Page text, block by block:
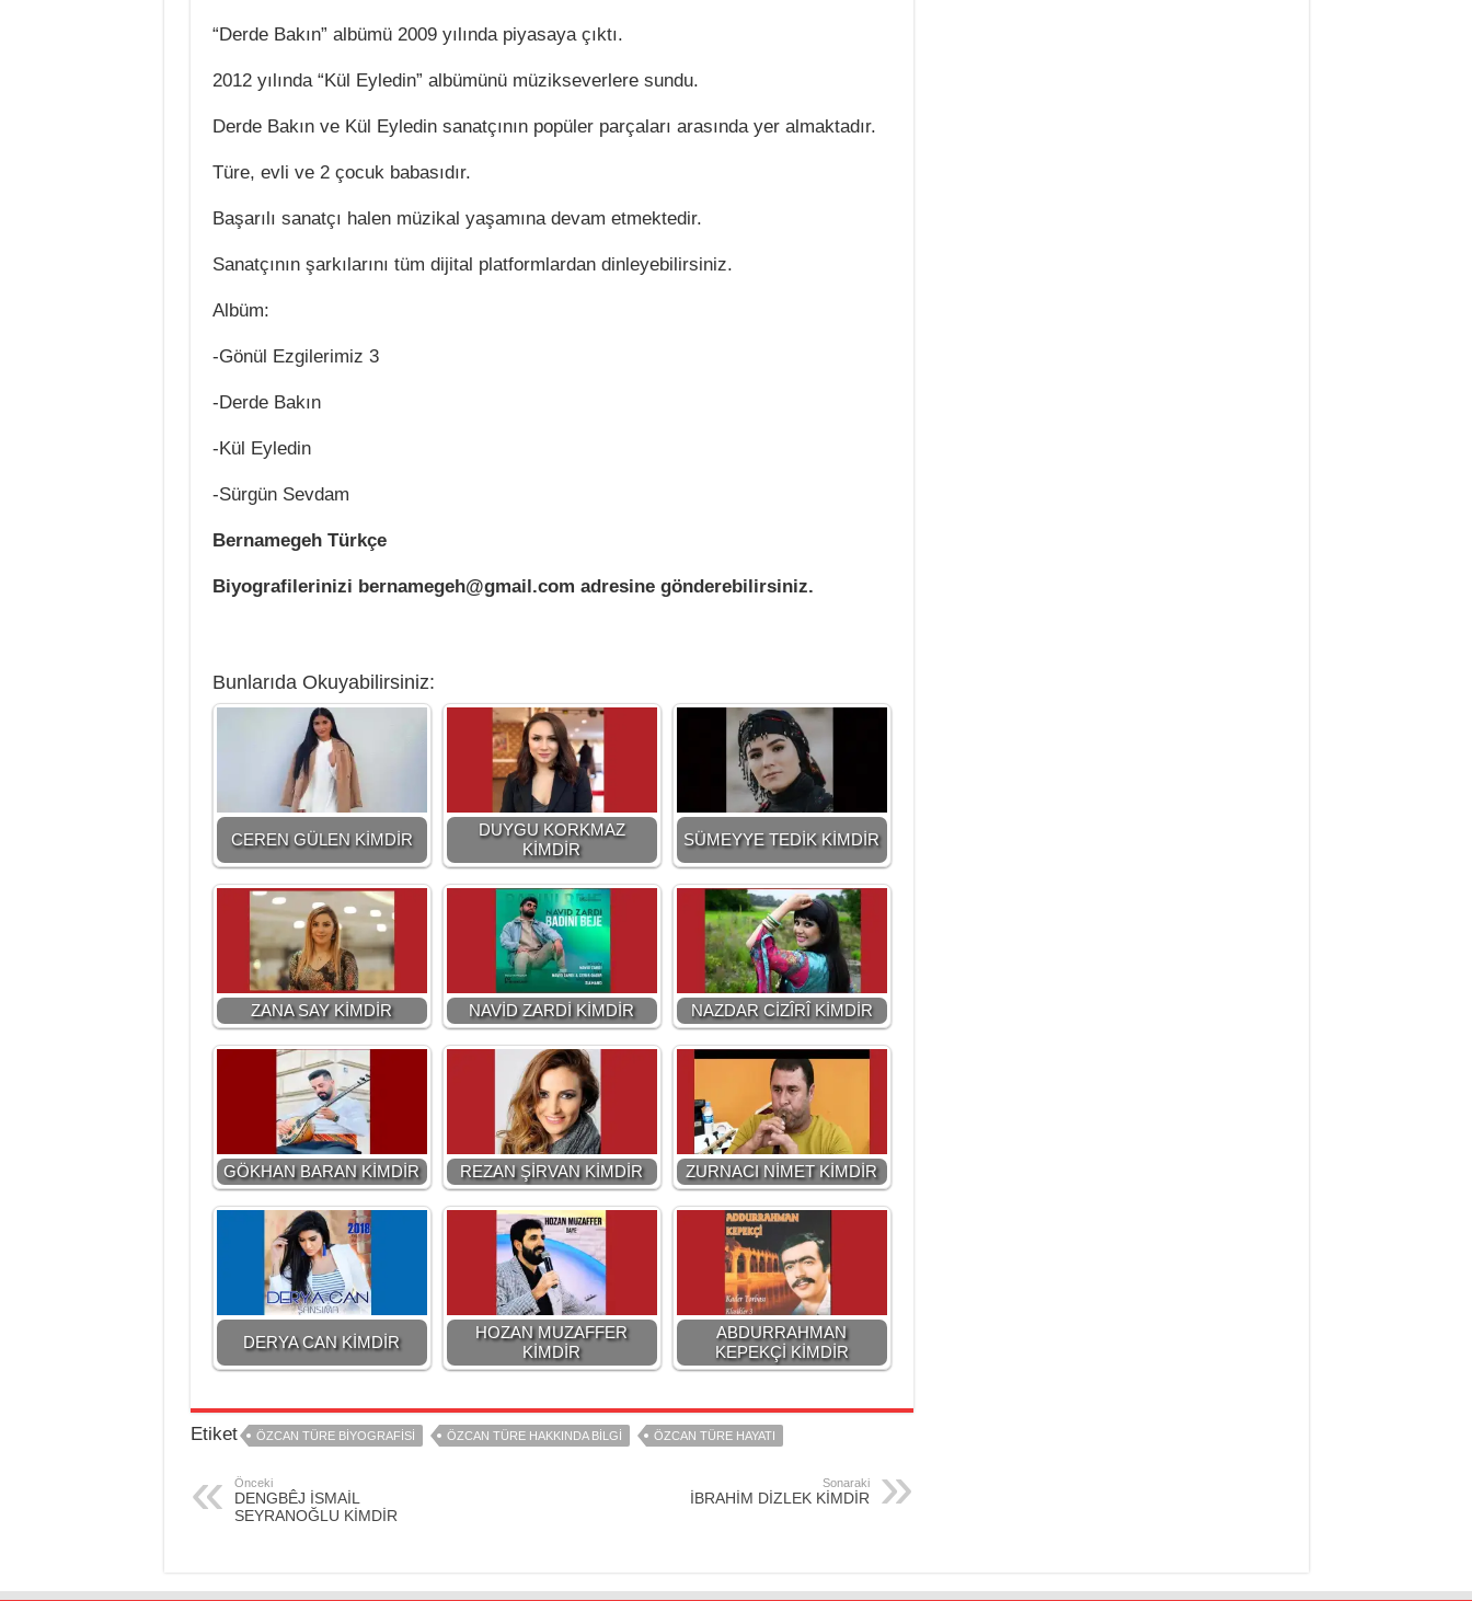
“Derde Bakın” albümü 2009 yılında piyasaya çıktı.
2012 yılında “Kül Eyledin” albümünü müzikseverlere sundu.
Derde Bakın ve Kül Eyledin sanatçının popüler parçaları arasında yer almaktadır.
Türe, evli ve 2 çocuk babasıdır.
Başarılı sanatçı halen müzikal yaşamına devam etmektedir.
Sanatçının şarkılarını tüm dijital platformlardan dinleyebilirsiniz.
Albüm:
-Gönül Ezgilerimiz 3
-Derde Bakın
-Kül Eyledin
-Sürgün Sevdam
Bernamegeh Türkçe
Biyografilerinizi bernamegeh@gmail.com adresine gönderebilirsiniz.
Bunlarıda Okuyabilirsiniz:
CEREN GÜLEN KİMDİR
DUYGU KORKMAZ
KİMDİR
SÜMEYYE TEDİK KİMDİR
ZANA SAY KİMDİR NAVİD ZARDİ KİMDİR NAZDAR CİZÎRÎ KİMDİR
GÖKHAN BARAN KİMDİR REZAN ŞİRVAN KİMDİR ZURNACI NİMET KİMDİR
DERYA CAN KİMDİR
HOZAN MUZAFFER
KİMDİR
ABDURRAHMAN
KEPEKÇİ KİMDİR
Etiket ÖZCAN TÜRE BİYOGRAFİSİ ÖZCAN TÜRE HAKKINDA BİLGİ ÖZCAN TÜRE HAYATI
Önceki
DENGBÊJ İSMAİL
SEYRANOĞLU KİMDİR
Sonaraki
İBRAHİM DİZLEK KİMDİR